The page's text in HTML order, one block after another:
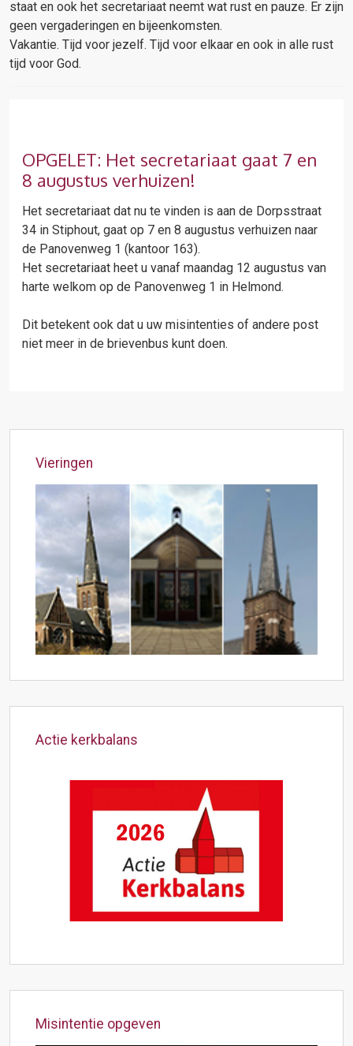
staat en ook het secretariaat neemt wat rust en pauze. Er zijn
geen vergaderingen en bijeenkomsten.
Vakantie. Tijd voor jezelf. Tijd voor elkaar en ook in alle rust
tijd voor God.
OPGELET: Het secretariaat gaat 7 en
8 augustus verhuizen!
Het secretariaat dat nu te vinden is aan de Dorpsstraat
34 in Stiphout, gaat op 7 en 8 augustus verhuizen naar
de Panovenweg 1 (kantoor 163).
Het secretariaat heet u vanaf maandag 12 augustus van
harte welkom op de Panovenweg 1 in Helmond.
Dit betekent ook dat u uw misintenties of andere post
niet meer in de brievenbus kunt doen.
Vieringen
Actie kerkbalans
Misintentie opgeven